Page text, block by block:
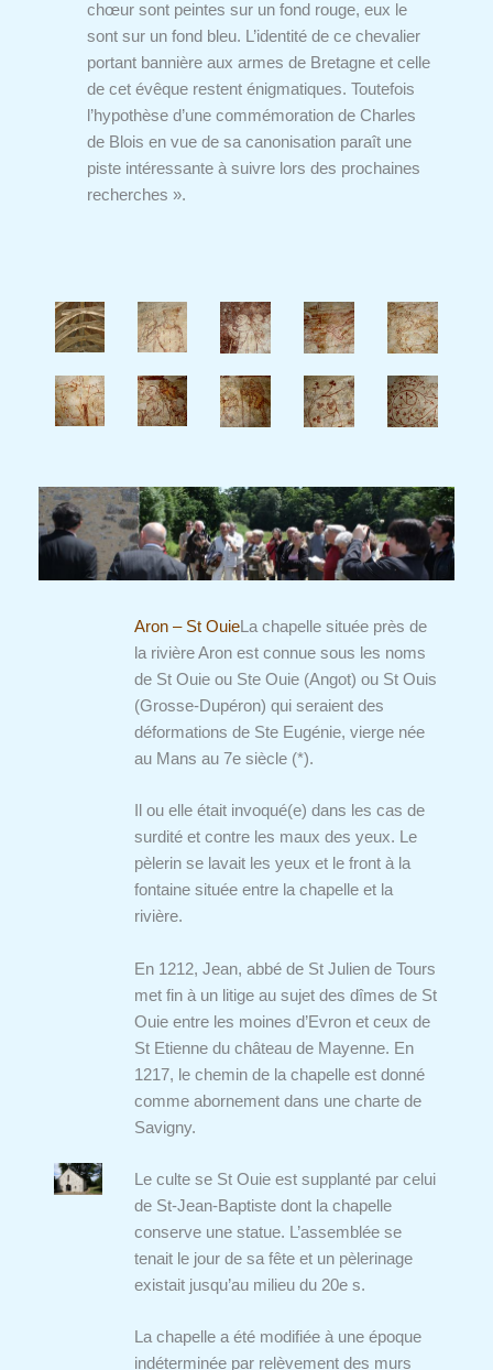
chœur sont peintes sur un fond rouge, eux le
sont sur un fond bleu. L’identité de ce chevalier
portant bannière aux armes de Bretagne et celle
de cet évêque restent énigmatiques. Toutefois
l’hypothèse d’une commémoration de Charles
de Blois en vue de sa canonisation paraît une
piste intéressante à suivre lors des prochaines
recherches ».
Aron – St Ouie La chapelle située près de
la rivière Aron est connue sous les noms
de St Ouie ou Ste Ouie (Angot) ou St Ouis
(Grosse-Dupéron) qui seraient des
déformations de Ste Eugénie, vierge née
au Mans au 7e siècle (*).
Il ou elle était invoqué(e) dans les cas de
surdité et contre les maux des yeux. Le
pèlerin se lavait les yeux et le front à la
fontaine située entre la chapelle et la
rivière.
En 1212, Jean, abbé de St Julien de Tours
met fin à un litige au sujet des dîmes de St
Ouie entre les moines d’Evron et ceux de
St Etienne du château de Mayenne. En
1217, le chemin de la chapelle est donné
comme abornement dans une charte de
Savigny.
Le culte se St Ouie est supplanté par celui
de St-Jean-Baptiste dont la chapelle
conserve une statue. L’assemblée se
tenait le jour de sa fête et un pèlerinage
existait jusqu’au milieu du 20e s.
La chapelle a été modifiée à une époque
indéterminée par relèvement des murs